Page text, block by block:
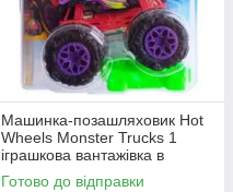
Машинка-позашляховик Hot
Wheels Monster Trucks 1
іграшкова вантажівка в
масштабі 1:64
Готово до відправки